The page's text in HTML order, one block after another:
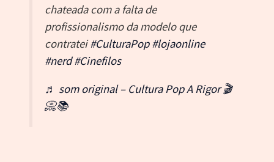
chateada com a falta de
profissionalismo da modelo que
contratei#CulturaPop #lojaonline
#nerd #Cinefilos
♬ som original – Cultura Pop A Rigor 🎬
📀📚